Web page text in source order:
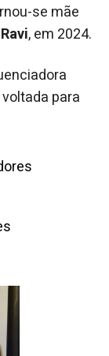
se mãe
Ravi, em 2024.
para